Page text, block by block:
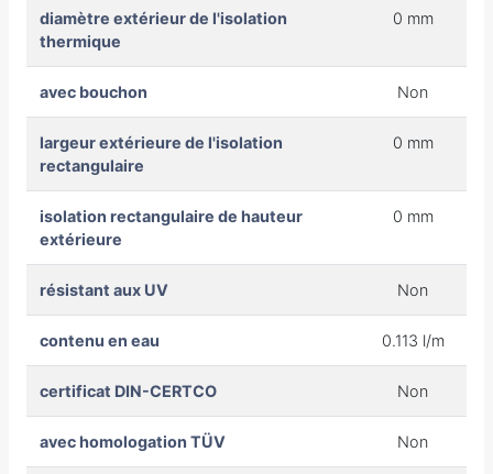
diamètre extérieur de l'isolation
thermique
0 mm
avec bouchon Non
largeur extérieure de l'isolation
rectangulaire
0 mm
isolation rectangulaire de hauteur
extérieure
0 mm
résistant aux UV Non
contenu en eau 0.113 l/m
certificat DIN-CERTCO Non
avec homologation TÜV Non